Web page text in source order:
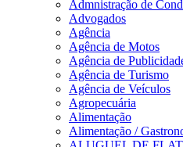
Admnistração de
Advogados
Agência
Agência de Motos
Agência de
Agência de Turismo
Agência de Veículos
Agropecuária
Alimentação
Alimentação /